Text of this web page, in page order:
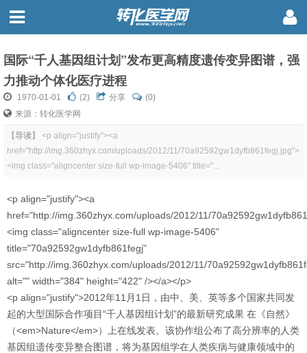
国际“千人基因组计划”发布更高精度遗传变异图谱，强
力推动个体化医疗进程
1970-01-01 (2) 分享
(0)
来源：转化医学网
【导读】
<p align="justify"><a
href="http://img.360zhyx.com/uploads/2012/11/70a92592gw1dyfb861fegj.jpg">
<img class="aligncenter size-full wp-image-5406" title="...
<p align="justify"><a
href="http://img.360zhyx.com/uploads/2012/11/
<img class="aligncenter size-full wp-image-5406"
title="70a92592gw1dyfb861fegj"
src="http://img.360zhyx.com/uploads/2012/11/
alt="" width="384" height="422" /></a></p>
<p align="justify">2012年11月1日，由中、美、英等多个国家共同发
起的大型国际合作项目“千人基因组计划”的最新研究成果 在《自然》
（<em>Nature</em>）上在线发表。该协作组公布了高分辨率的人类
基因组遗传变异整合图谱，将为基因组学在人类疾病与健康领域中的